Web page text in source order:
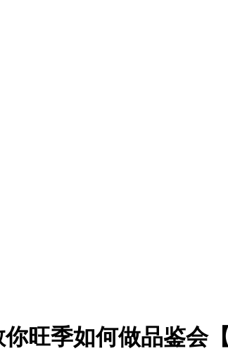
旺季如何做品鉴会